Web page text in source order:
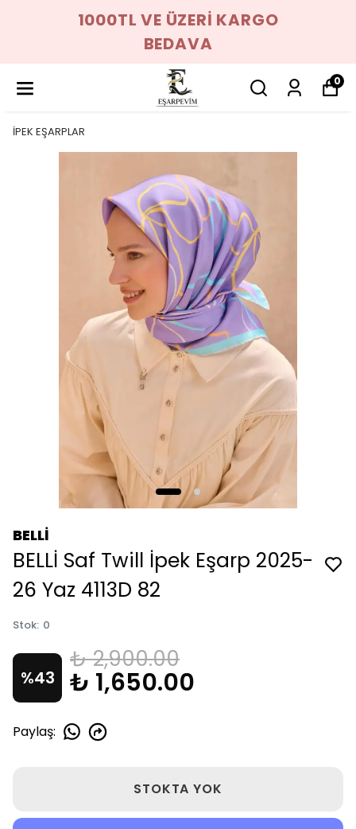
1000TL VE ÜZERİ KARGO
BEDAVA
0
İPEK EŞARPLAR
BELLİ
BELLİ Saf Twill İpek Eşarp 2025-
26 Yaz 4113D 82
Stok: 0
%43
₺ 2,900.00
₺ 1,650.00
Paylaş:
STOKTA YOK